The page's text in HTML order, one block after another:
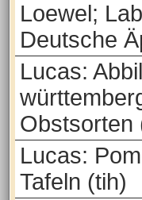
Loewel;
Deutsche
Lucas:
Obstsorten
Lucas:
Tafeln (tih)